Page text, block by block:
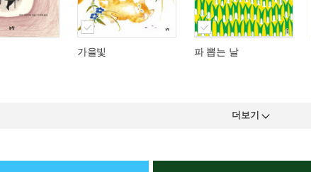
가을빛 파 뽑는 날
더보기